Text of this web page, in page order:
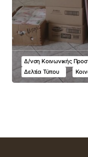
Δ/νση Κοινωνικής
Δελτία Τύπου